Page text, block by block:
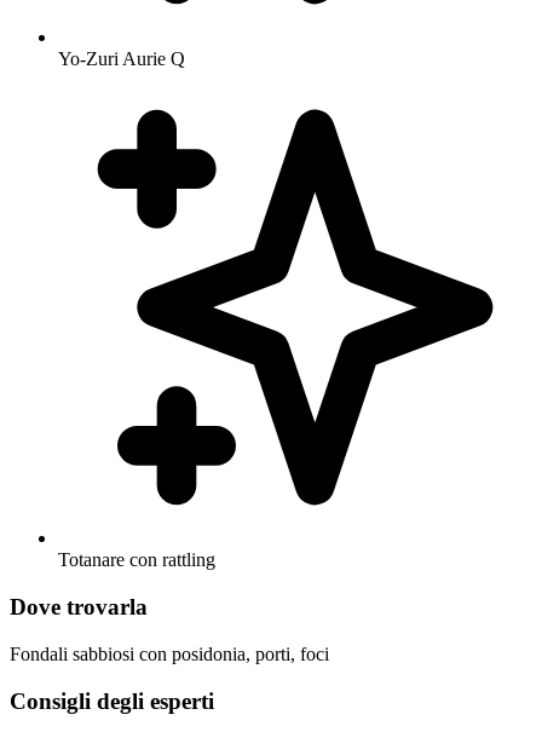
Yo-Zuri Aurie Q
Totanare con rattling
Dove trovarla
Fondali sabbiosi con posidonia, porti, foci
Consigli degli esperti